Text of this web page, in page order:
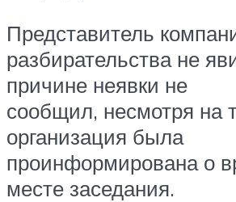
Представитель
разбирательства не
причине неявки не
сообщил, несмотря на
организация была
проинформирована о
месте заседания.